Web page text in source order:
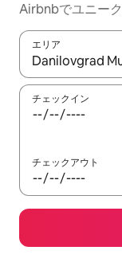
Airbnbでユニー
エリア
検索結果が表示
チェックイン
チェックアウト